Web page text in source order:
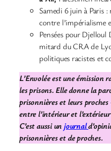
Samedi 6 juin à Paris
contre l’impérialisme
Pensées pour Djelloul
mitard du CRA de
politiques racistes et
L’Envolée est une émission
les prisons. Elle donne la
prisonnières et leurs
entre l’intérieur et
C’est aussi unjournal
prisonnières et de proches.